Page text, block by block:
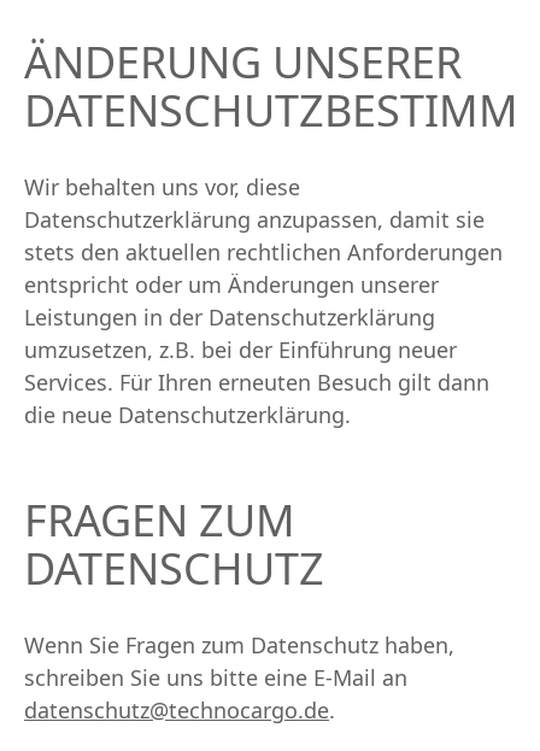
ÄNDERUNG UNSERER
Wir behalten uns vor, diese
Datenschutzerklärung anzupassen, damit sie
stets den aktuellen rechtlichen Anforderungen
entspricht oder um Änderungen unserer
Leistungen in der Datenschutzerklärung
umzusetzen, z.B. bei der Einführung neuer
Services. Für Ihren erneuten Besuch gilt dann
die neue Datenschutzerklärung.
FRAGEN ZUM
DATENSCHUTZ
Wenn Sie Fragen zum Datenschutz haben,
schreiben Sie uns bitte eine E-Mail an
datenschutz@technocargo.de.